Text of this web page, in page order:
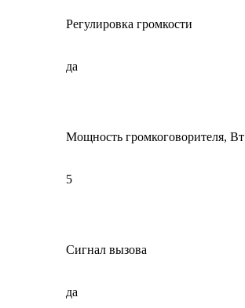
Регулировка громкости
да
Мощность громкоговорителя, Вт
5
Сигнал вызова
да